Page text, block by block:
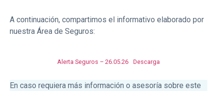
A continuación, compartimos el informativo elaborado por
nuestra Área de Seguros:
Alerta Seguros – 26.05.26 Descarga
En caso requiera más información o asesoría sobre este